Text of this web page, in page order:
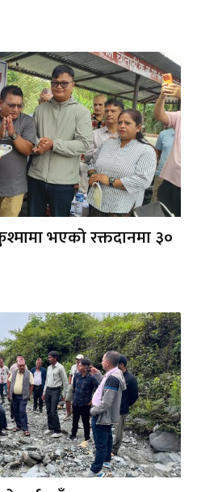
भएको रक्तदानमा ३०